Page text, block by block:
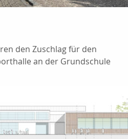
den Zuschlag für den
an der Grundschule